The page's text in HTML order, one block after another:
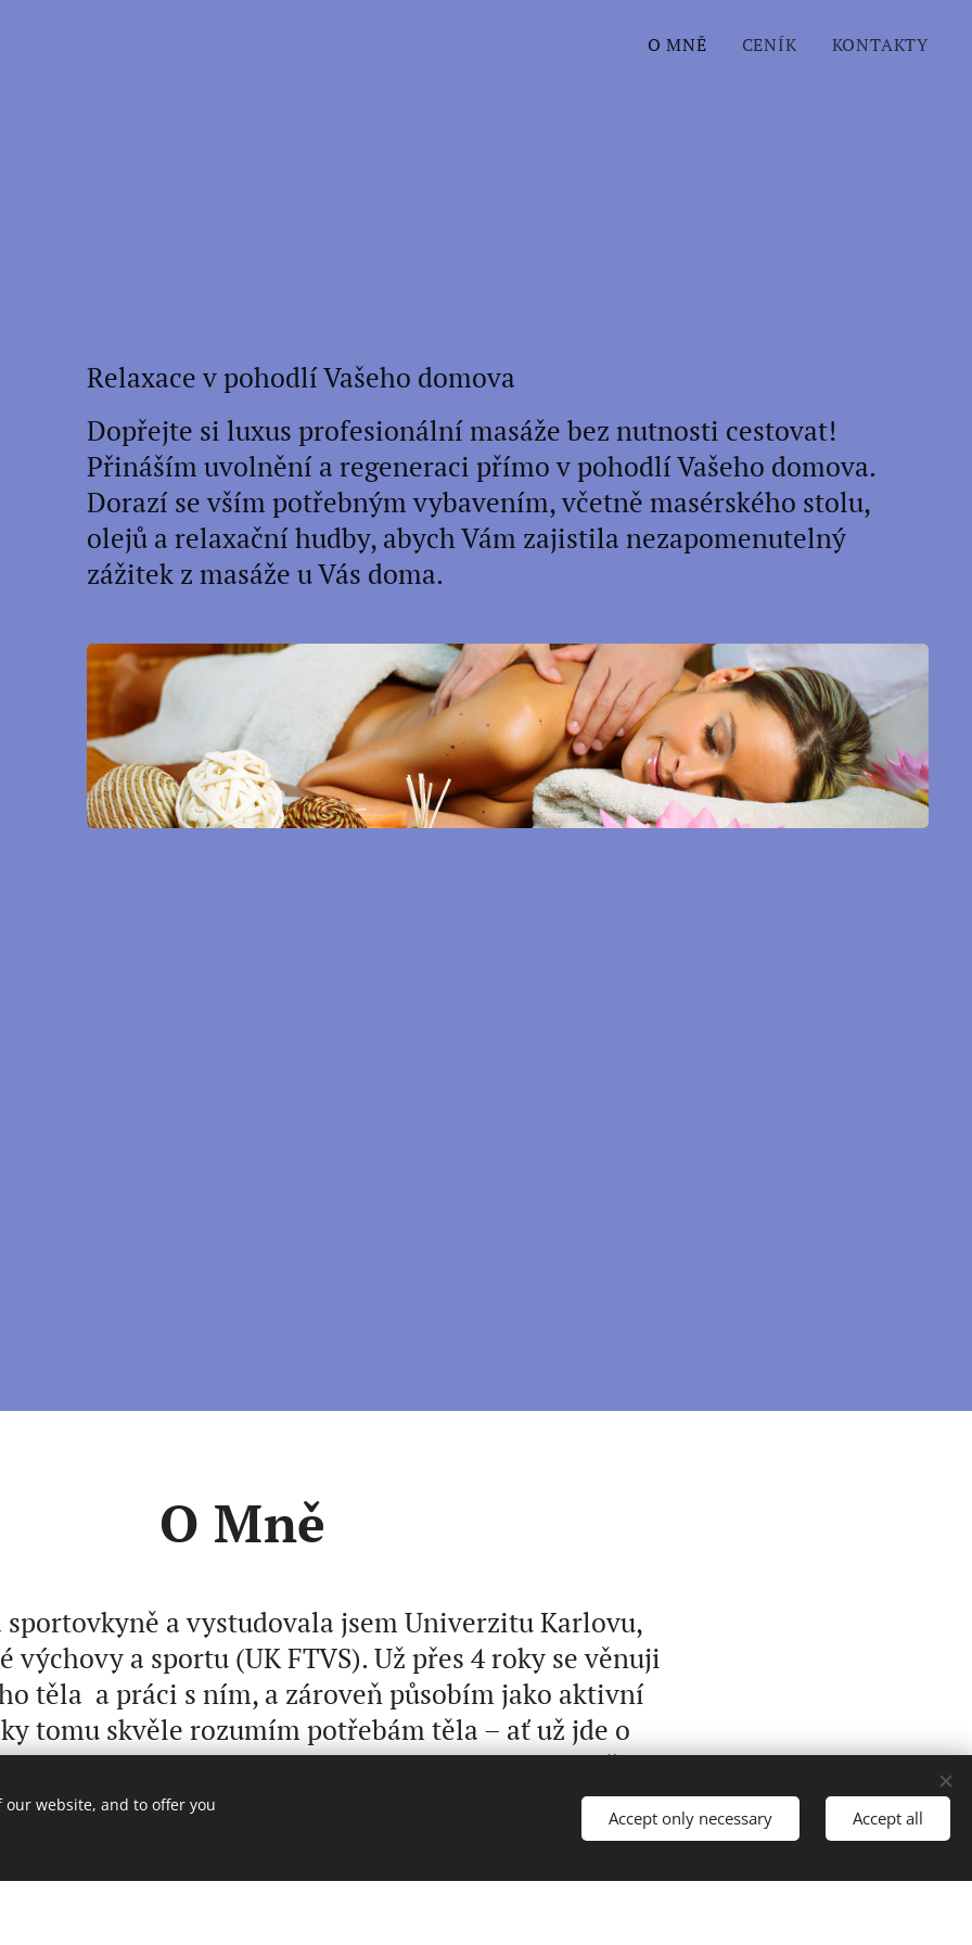
O MNĚ CENÍK KONTAKTY
Relaxace v pohodlí Vašeho domova
Dopřejte si luxus profesionální masáže bez nutnosti cestovat!
Přináším uvolnění a regeneraci přímo v pohodlí Vašeho domova.
Dorazí se vším potřebným vybavením, včetně masérského stolu,
olejů a relaxační hudby, abych Vám zajistila nezapomenutelný
zážitek z masáže u Vás doma.
O Mně
sportovkyně a vystudovala jsem Univerzitu Karlovu,
výchovy a sportu (UK FTVS). Už přes 4 roky se věnuji
těla a práci s ním, a zároveň působím jako aktivní
tomu skvěle rozumím potřebám těla – ať už jde o
nebo celkovou fyzickou pohodu. V masážích
znalosti a osobní zkušenosti, abych vám nabídla
péči, která přispěje k vaší rovnováze a
zdraví.
website, and to offer you
Accept only necessary Accept all